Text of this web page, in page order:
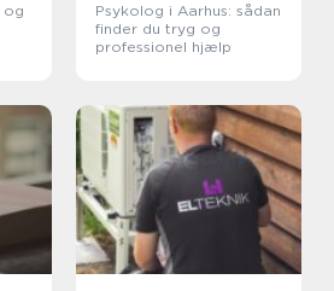
Psykolog i Aarhus: sådan
finder du tryg og
professionel hjælp